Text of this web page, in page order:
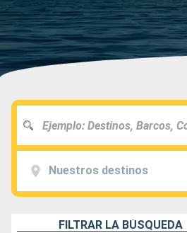
Nuestros destinos
FILTRAR LA BÚSQUEDA